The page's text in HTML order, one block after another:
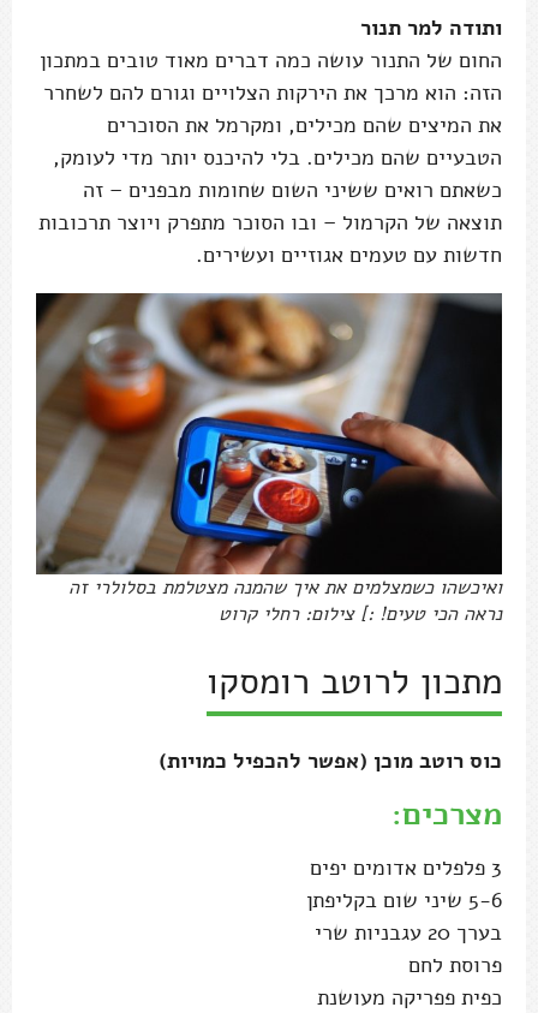
ותודה למר תנור
החום של התנור עושה כמה דברים מאוד טובים במתכון
הזה: הוא מרכך את הירקות הצלויים וגורם להם לשחרר
את המיצים שהם מכילים, ומקרמל את הסוכרים
הטבעיים שהם מכילים. בלי להיכנס יותר מדי לעומק,
כשאתם רואים ששיני השום שחומות מבפנים – זה
תוצאה של הקרמול – ובו הסוכר מתפרק ויוצר תרכובות
חדשות עם טעמים אגוזיים ועשירים.
ואיכשהו כשמצלמים את איך שהמנה מצטלמת בסלולרי זה
נראה הכי טעים! :] צילום: רחלי קרוט
מתכון לרוטב רומסקו
כוס רוטב מוכן (אפשר להכפיל כמויות)
מצרכים:
3 פלפלים אדומים יפים
5-6 שיני שום בקליפתן
בערך 20 עגבניות שרי
פרוסת לחם
כפית פפריקה מעושנת